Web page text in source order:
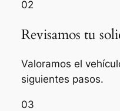
02
Revisamos tu
Valoramos el
siguientes pasos.
03